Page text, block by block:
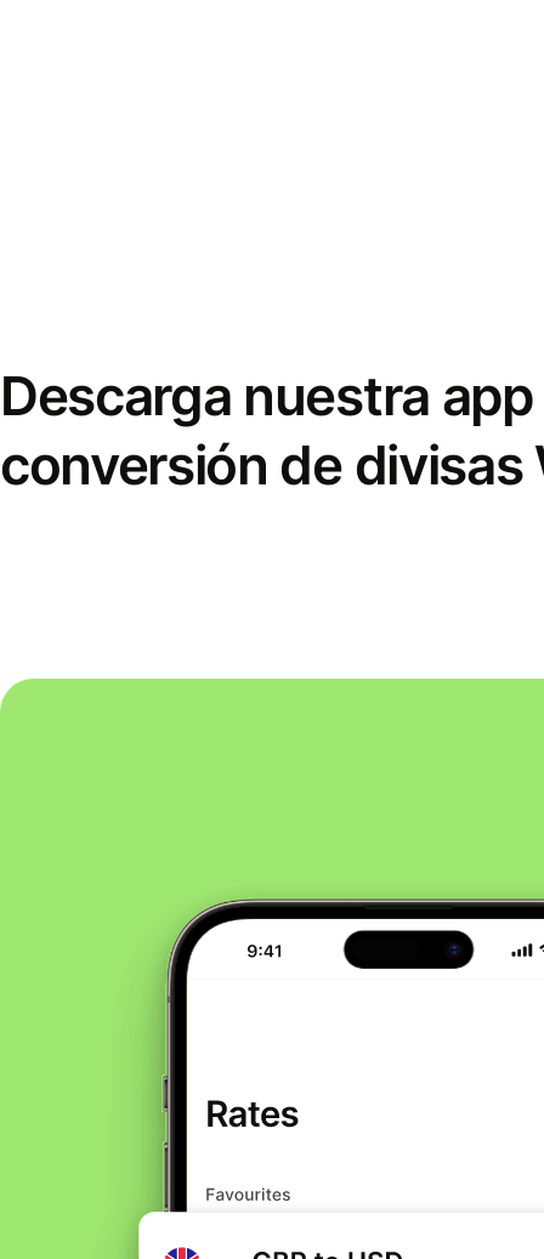
Descarga nuestra
conversión de divisas